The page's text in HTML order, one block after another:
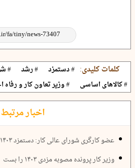
کلمات کلیدی: # دستمزد # رشد
#
# کالاهای اساسی
# وزیر تعاون کار و رفاه
اخبار مرتبط
عضو کارگری شورای عالی کار: دستمزد ۱۴۰۳ باید اصلاح شود
وزیر کار پرونده مصوبه مزدی ۱۴۰۳ را بست